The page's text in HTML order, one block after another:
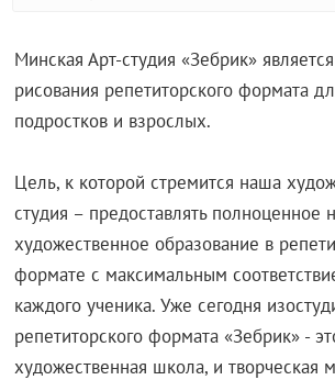
Минская Арт-студия «Зебрик»
рисования репетиторского формата
подростков и взрослых.
Цель, к которой стремится наша
студия – предоставлять полноценное
художественное образование в
формате с максимальным
каждого ученика. Уже сегодня
репетиторского формата «Зебрик» -
художественная школа, и творческая